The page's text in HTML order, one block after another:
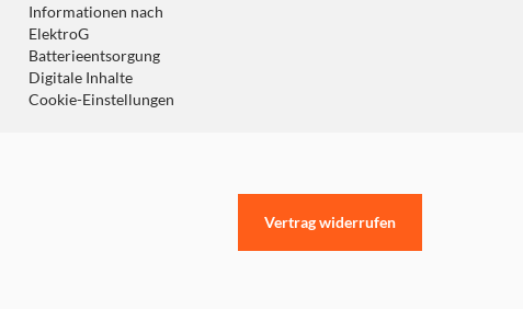
Informationen nach
ElektroG
Batterieentsorgung
Digitale Inhalte
Cookie-Einstellungen
Vertrag widerrufen